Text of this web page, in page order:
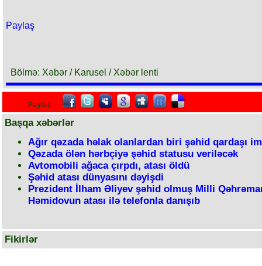
Paylaş
Bölmə: Xəbər / Karusel / Xəbər lenti
Paylaş
Başqa xəbərlər
Ağır qəzada həlak olanlardan biri şəhid qardaşı
Qəzada ölən hərbçiyə şəhid statusu veriləcək
Avtomobili ağaca çırpdı, atası öldü
Şəhid atası dünyasını dəyişdi
Prezident İlham Əliyev şəhid olmuş Milli
Həmidovun atası ilə telefonla danışıb
Fikirlər